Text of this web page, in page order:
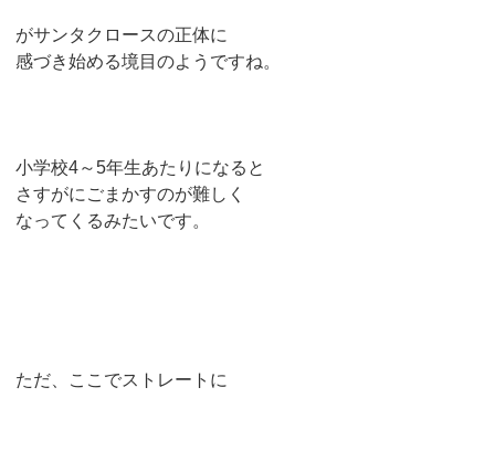
がサンタクロースの正体に
感づき始める境目のようですね。
小学校4～5年生あたりになると
さすがにごまかすのが難しく
なってくるみたいです。
ただ、ここでストレートに